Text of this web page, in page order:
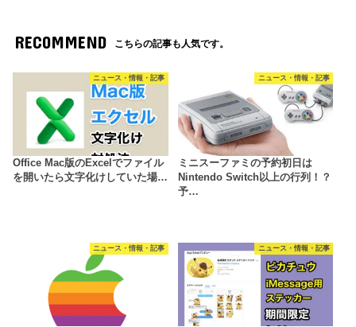
RECOMMEND こちらの記事も人気です。
ニュース・情報・記事
Office Mac版のExcelでファイル
を開いたら文字化けしていた場…
ニュース・情報・記事
ミニスーファミの予約初日は
Nintendo Switch以上の行列！？
予…
ニュース・情報・記事 ニュース・情報・記事